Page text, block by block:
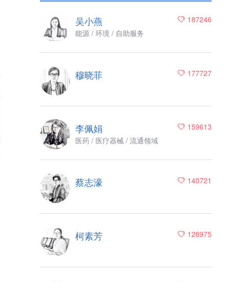
187246
吴小燕
能源 / 环境 / 自助服务
177727
穆晓菲
159613
李佩娟
医药 / 医疗器械 / 流通领域
140721
蔡志濠
128975
柯素芳